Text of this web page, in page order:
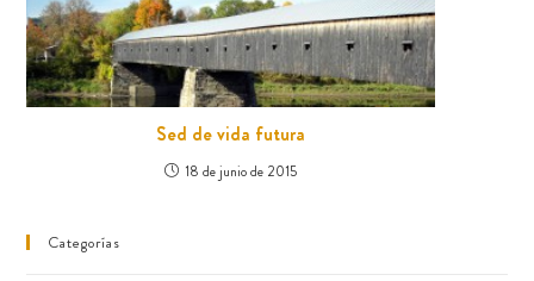
Sed de vida futura
18 de junio de 2015
Categorías